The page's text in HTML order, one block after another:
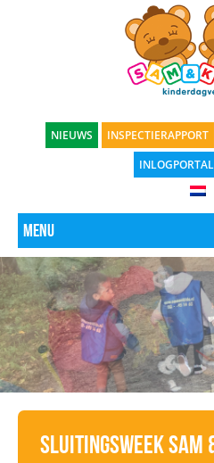
NIEUWS INSPECTIERAPPORT
Menu
Sluitingsweek Sam